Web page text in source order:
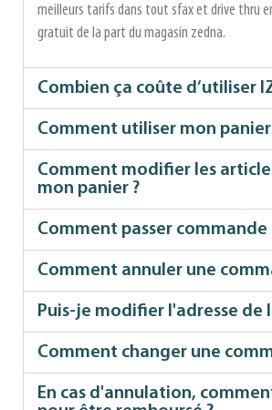
meilleurs tarifs dans tout sfax et drive thru
gratuit de la part du magasin zedna.
Combien ça coûte d’utiliser
Comment utiliser mon panier
Comment modifier les
mon panier ?
Comment passer commande
Comment annuler une
Puis-je modifier l'adresse de
Comment changer une
En cas d'annulation,